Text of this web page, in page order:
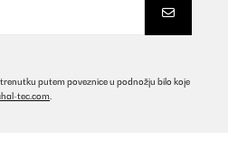
putem poveznice u podnožju bilo koje
tec.com